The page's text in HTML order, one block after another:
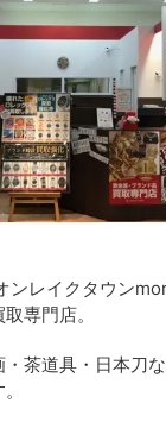
ンレイクタウン
専門店。
茶道具・日本刀